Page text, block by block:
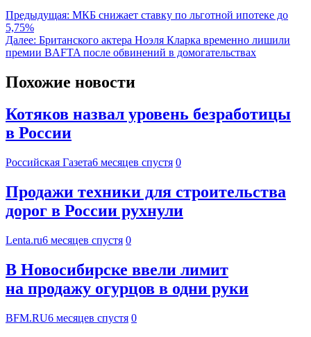
Предыдущая: МКБ снижает ставку по льготной ипотеке до
5,75%
Далее: Британского актера Ноэля Кларка временно лишили
премии BAFTA после обвинений в домогательствах
Похожие новости
Котяков назвал уровень безработицы
в России
Российская Газета6 месяцев спустя 0
Продажи техники для строительства
дорог в России рухнули
Lenta.ru6 месяцев спустя 0
В Новосибирске ввели лимит
на продажу огурцов в одни руки
BFM.RU6 месяцев спустя 0